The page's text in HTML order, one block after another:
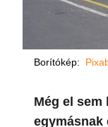
Borítókép:
Még el sem